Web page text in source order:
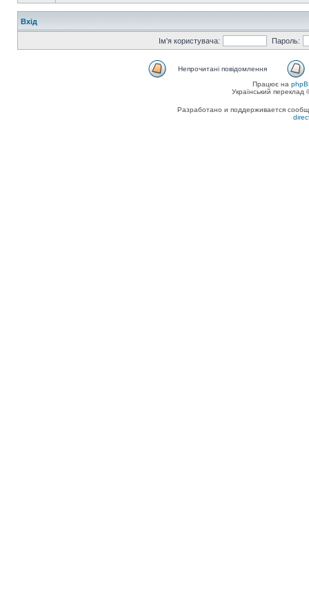
Вхід
Ім'я користувача: Пароль:
Непрочитані повідомлення
Працює на
Український
Разработано и поддерживается